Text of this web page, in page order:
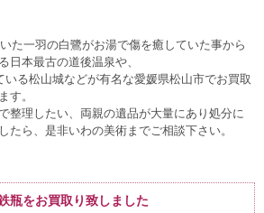
た一羽の白鷺がお湯で傷を癒していた事から
日本最古の道後温泉や、
る松山城などが有名な愛媛県松山市でお買取
す。
整理したい、両親の遺品が大量にあり処分に
たら、是非いわの美術までご相談下さい。
瓶をお買取り致しました